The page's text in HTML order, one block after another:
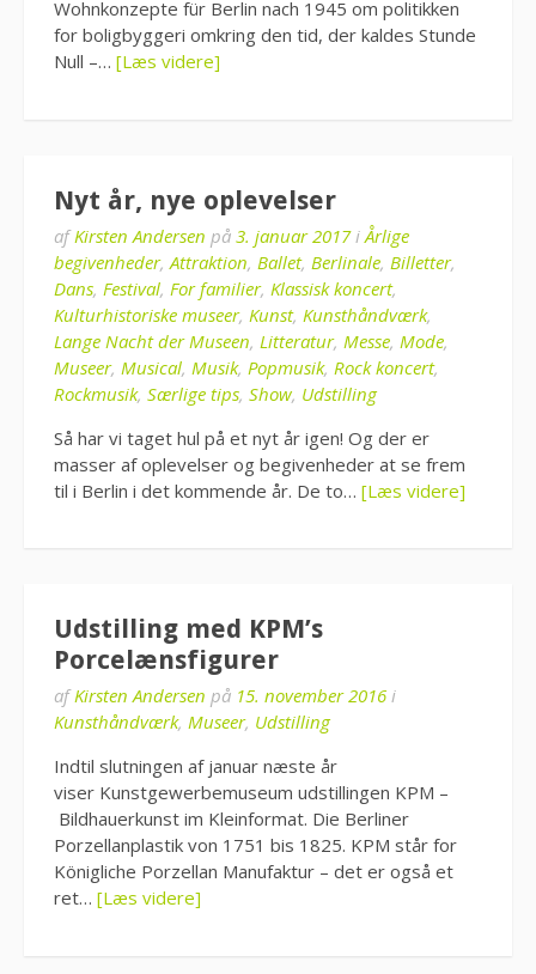
Wohnkonzepte für Berlin nach 1945 om politikken
for boligbyggeri omkring den tid, der kaldes Stunde
Null –… [Læs videre]
Nyt år, nye oplevelser
afKirsten Andersen på 3. januar 2017i Årlige
begivenheder, Attraktion, Ballet, Berlinale, Billetter,
Dans, Festival, For familier, Klassisk koncert,
Kulturhistoriske museer, Kunst, Kunsthåndværk,
Lange Nacht der Museen, Litteratur, Messe, Mode,
Museer, Musical, Musik, Popmusik, Rock koncert,
Rockmusik, Særlige tips, Show, Udstilling
Så har vi taget hul på et nyt år igen! Og der er
masser af oplevelser og begivenheder at se frem
til i Berlin i det kommende år. De to… [Læs videre]
Udstilling med KPM’s
Porcelænsfigurer
afKirsten Andersen på 15. november 2016 i
Kunsthåndværk, Museer, Udstilling
Indtil slutningen af januar næste år
viser Kunstgewerbemuseum udstillingen KPM –
Bildhauerkunst im Kleinformat. Die Berliner
Porzellanplastik von 1751 bis 1825. KPM står for
Königliche Porzellan Manufaktur – det er også et
ret… [Læs videre]